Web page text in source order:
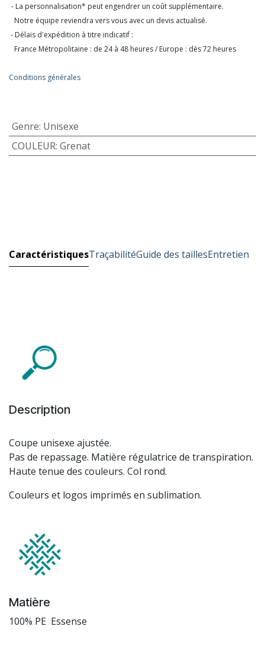
- La personnalisation* peut engendrer un coût supplémentaire.
Notre équipe reviendra vers vous avec un devis actualisé.
- Délais d'expédition à titre indicatif :
France Métropolitaine : de 24 à 48 heures / Europe : dès 72 heures
Conditions générales
Genre: Unisexe
COULEUR: Grenat
CaractéristiquesTraçabilitéGuide des taillesEntretien
Description
Coupe unisexe ajustée.
Pas de repassage. Matière régulatrice de transpiration.
Haute tenue des couleurs. Col rond.
Couleurs et logos imprimés en sublimation.
Matière
100% PE Essense